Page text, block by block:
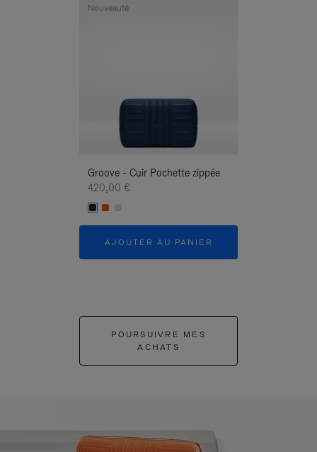
Groove - Cuir Pochette zippée
420,00 €
AJOUTER AU PANIER
Nouveauté
POURSUIVRE MES
ACHATS